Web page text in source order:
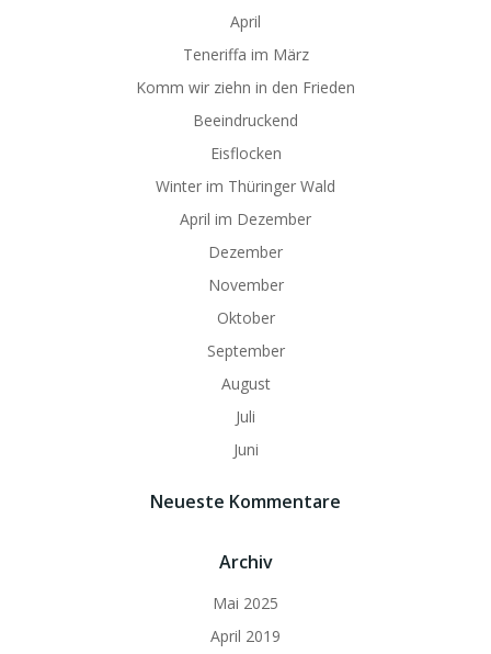
April
Teneriffa im März
Komm wir ziehn in den Frieden
Beeindruckend
Eisflocken
Winter im Thüringer Wald
April im Dezember
Dezember
November
Oktober
September
August
Juli
Juni
Neueste Kommentare
Archiv
Mai 2025
April 2019